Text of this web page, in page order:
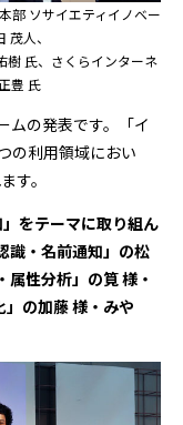
部 ソサイエティイノベー
人、
樹 氏、さくらインターネ
豊 氏
ムの発表です。「イ
の利用領域におい
す。
」をテーマに取り組ん
識・名前通知」の松
性分析」の筧 様・
の加藤 様・みや